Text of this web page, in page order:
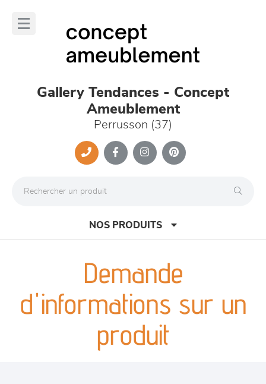
Gallery Tendances - Concept
Ameublement
Perrusson (37)
NOS PRODUITS
canapés et fauteuils
séjours
meubles de complément
Demande
d'informations sur un
produit